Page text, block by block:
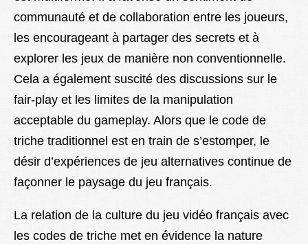
communauté et de collaboration entre les joueurs,
les encourageant à partager des secrets et à
explorer les jeux de manière non conventionnelle.
Cela a également suscité des discussions sur le
fair-play et les limites de la manipulation
acceptable du gameplay. Alors que le code de
triche traditionnel est en train de s’estomper, le
désir d’expériences de jeu alternatives continue de
façonner le paysage du jeu français.
La relation de la culture du jeu vidéo français avec
les codes de triche met en évidence la nature